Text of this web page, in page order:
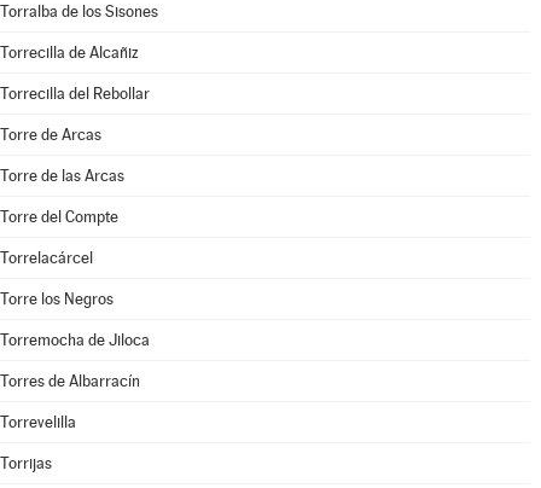
Torralba de los Sisones
Torrecilla de Alcañiz
Torrecilla del Rebollar
Torre de Arcas
Torre de las Arcas
Torre del Compte
Torrelacárcel
Torre los Negros
Torremocha de Jiloca
Torres de Albarracín
Torrevelilla
Torrijas